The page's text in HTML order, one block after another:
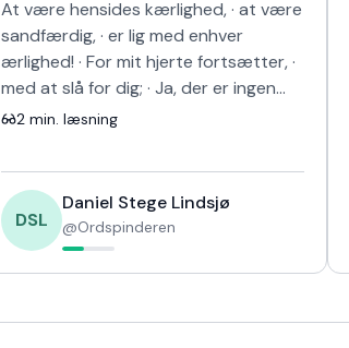
At være hensides kærlighed, · at være
sandfærdig, · er lig med enhver
ærlighed! · For mit hjerte fortsætter, ·
med at slå for dig; · Ja, der er ingen
anden vej! · Og selv om jeg sk…
2 min. læsning
DSL
Daniel Stege Lindsjø
@Ordspinderen